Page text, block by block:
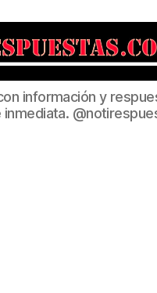
información y
inmediata.